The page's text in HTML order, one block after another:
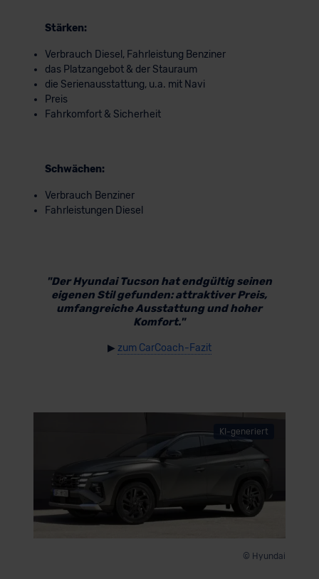
Stärken:
Verbrauch Diesel, Fahrleistung Benziner
das Platzangebot & der Stauraum
die Serienausstattung, u.a. mit Navi
Preis
Fahrkomfort & Sicherheit
Schwächen:
Verbrauch Benziner
Fahrleistungen Diesel
"Der Hyundai Tucson hat endgültig seinen
eigenen Stil gefunden: attraktiver Preis,
umfangreiche Ausstattung und hoher
Komfort."
▶ zum CarCoach-Fazit
KI-generiert
© Hyundai